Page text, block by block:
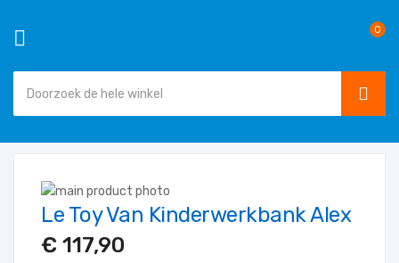
0
inhoud
Ga
naar
einde
Ga
het
Le Toy Van Kinderwerkbank Alex
€ 117,90